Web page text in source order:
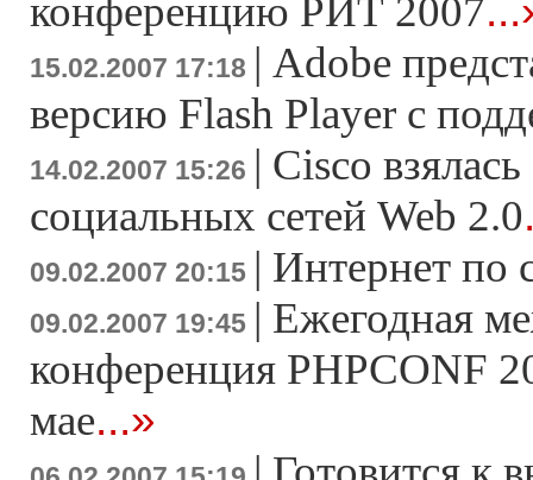
конференцию РИТ 2007
15.02.2007 17:18 | Adobe
версию Flash Player c
14.02.2007 15:26 | Cisco
социальных сетей Web 2.0
09.02.2007 20:15 | Интернет по
09.02.2007 19:45 | Ежегодная
конференция PHPCONF
мае...»